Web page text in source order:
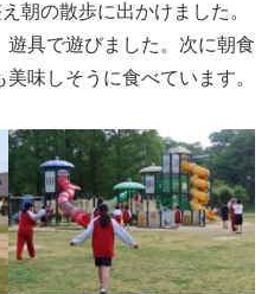
朝の散歩に出かけました。
具で遊びました。次に朝食
味しそうに食べています。